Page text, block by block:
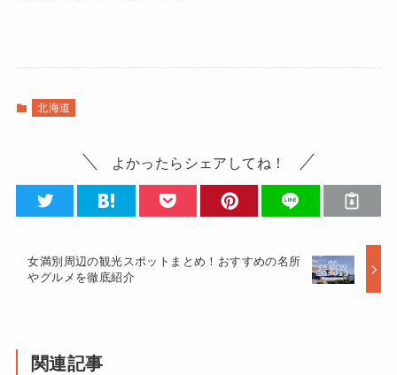
北海道
よかったらシェアしてね！
女満別周辺の観光スポットまとめ！おすすめの名所
やグルメを徹底紹介
関連記事